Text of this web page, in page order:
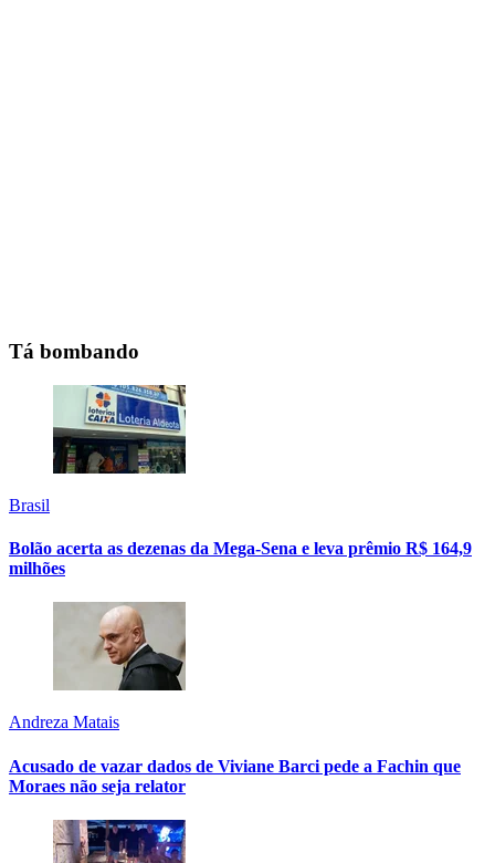
Tá bombando
Brasil
Bolão acerta as dezenas da Mega-Sena e leva prêmio R$ 164,9
milhões
Andreza Matais
Acusado de vazar dados de Viviane Barci pede a Fachin que
Moraes não seja relator